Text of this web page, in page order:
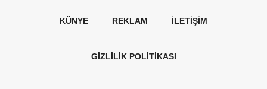
KÜNYE REKLAM İLETİŞİM
GİZLİLİK POLİTİKASI